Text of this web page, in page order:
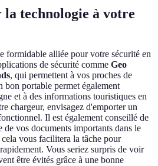
technologie à votre
formidable alliée pour votre sécurité en
de sécurité comme Geo
, qui permettent à vos proches de
portable permet également
et à des informations touristiques en
chargeur, envisagez d'emporter un
Il est également conseillé de
de vos documents importants dans le
vous facilitera la tâche pour
Vous seriez surpris de voir
être évités grâce à une bonne